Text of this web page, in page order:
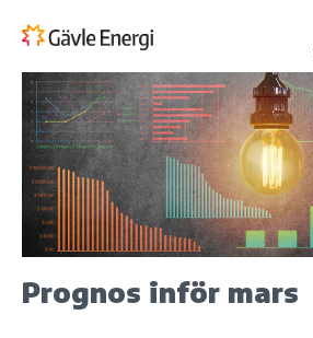
Prognos inför mars